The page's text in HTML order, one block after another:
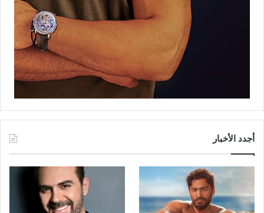
أجدد الأخبار